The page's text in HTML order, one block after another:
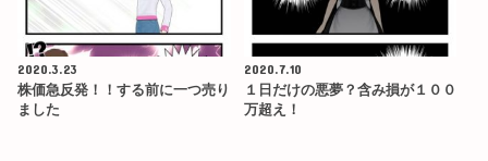
2020.3.23
株価急反発！！する前に一つ売り
ました
2020.7.10
１日だけの悪夢？含み損が１００
万超え！